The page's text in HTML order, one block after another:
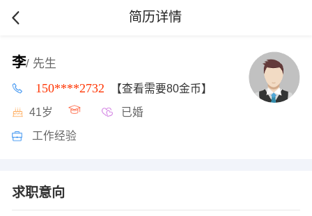
简历详情
李/ 先生
150****2732 【查看需要80金币】
41岁 已婚
工作经验
求职意向